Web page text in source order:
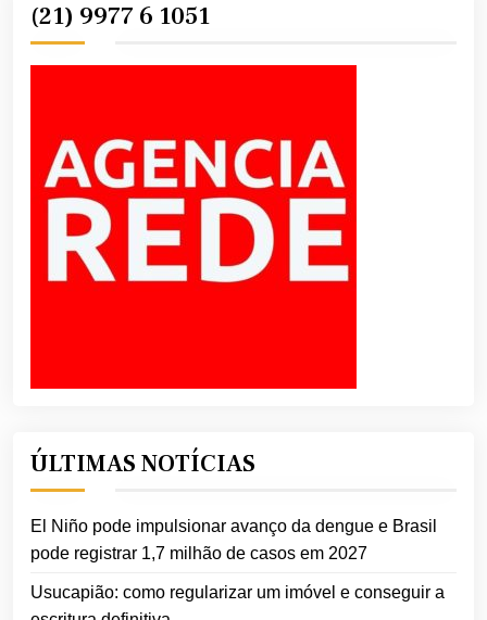
(21) 9977 6 1051
ÚLTIMAS NOTÍCIAS
El Niño pode impulsionar avanço da dengue e Brasil
pode registrar 1,7 milhão de casos em 2027
Usucapião: como regularizar um imóvel e conseguir a